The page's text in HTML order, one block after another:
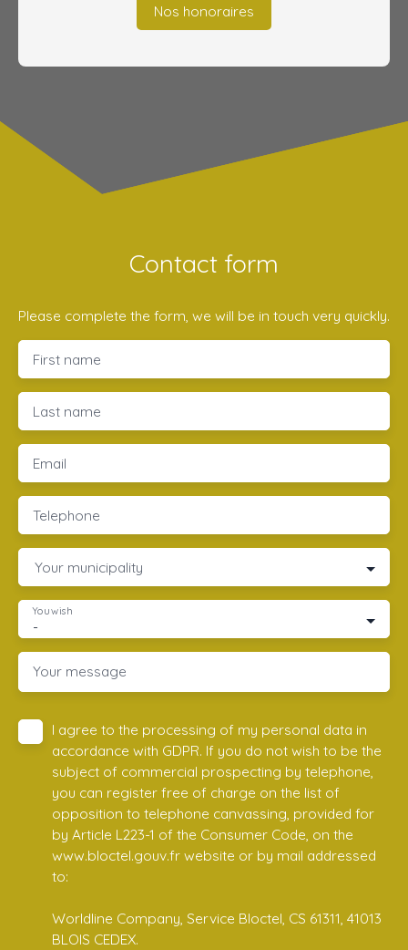
Nos honoraires
Contact form
Please complete the form, we will be in touch very quickly.
First name
Last name
Email
Telephone
Your municipality
-
You wish
Your message
I agree to the processing of my personal data in
accordance with GDPR. If you do not wish to be the
subject of commercial prospecting by telephone,
you can register free of charge on the list of
opposition to telephone canvassing, provided for
by Article L223-1 of the Consumer Code, on the
www.bloctel.gouv.fr website or by mail addressed
to:
Worldline Company, Service Bloctel, CS 61311, 41013
BLOIS CEDEX.